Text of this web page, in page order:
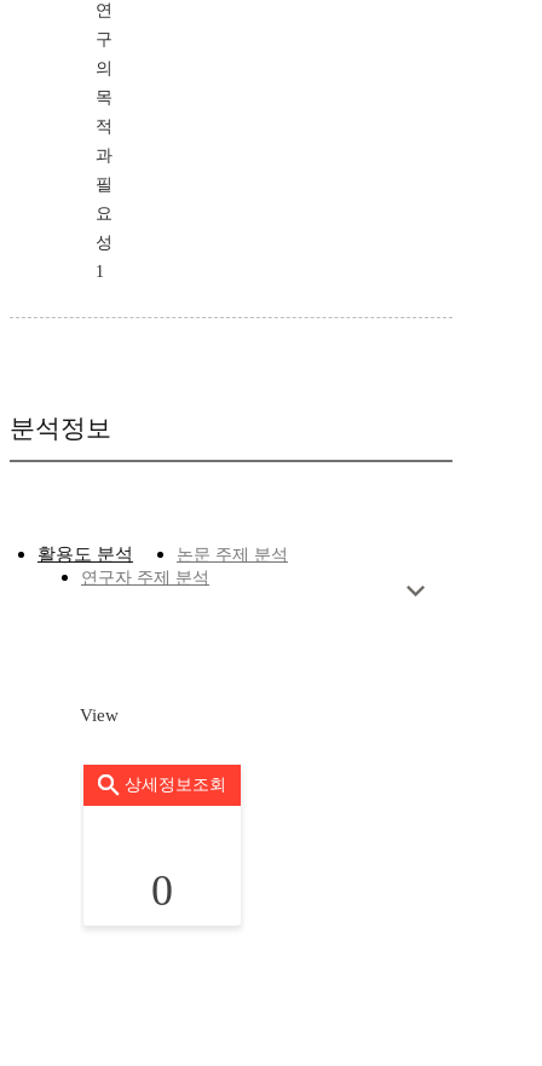
연
구
의
목
적
과
필
요
성
1
분석정보
활용도 분석
논문 주제 분석
연구자 주제 분석
View
상세정보조회
0